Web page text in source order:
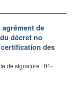
de
décret no
certification des
de signature : 01-